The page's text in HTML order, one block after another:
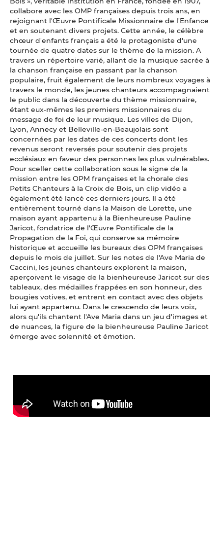
collabore avec les OMP françaises depuis trois ans, en
rejoignant l'Œuvre Pontificale Missionnaire de l'Enfance
et en soutenant divers projets. Cette année, le célèbre
chœur d'enfants français a été le protagoniste d'une
tournée de quatre dates sur le thème de la mission. A
travers un répertoire varié, allant de la musique sacrée à
la chanson française en passant par la chanson
populaire, fruit également de leurs nombreux voyages à
travers le monde, les jeunes chanteurs accompagnaient
le public dans la découverte du thème missionnaire,
étant eux-mêmes les premiers missionnaires du
message de foi de leur musique. Les villes de Dijon,
Lyon, Annecy et Belleville-en-Beaujolais sont
concernées par les dates de ces concerts dont les
revenus seront reversés pour soutenir des projets
ecclésiaux en faveur des personnes les plus vulnérables.
Pour sceller cette collaboration sous le signe de la
mission entre les OPM françaises et la chorale des
Petits Chanteurs à la Croix de Bois, un clip vidéo a
également été lancé ces derniers jours. Il a été
entièrement tourné dans la Maison de Lorette, une
maison ayant appartenu à la Bienheureuse Pauline
Jaricot, fondatrice de l'Œuvre Pontificale de la
Propagation de la Foi, qui conserve sa mémoire
historique et accueille les bureaux des OPM françaises
depuis le mois de juillet. Sur les notes de l'Ave Maria de
Caccini, les jeunes chanteurs explorent la maison,
aperçoivent le visage de la bienheureuse Jaricot sur des
tableaux, des médailles frappées en son honneur, des
bougies votives, et entrent en contact avec des objets
lui ayant appartenu. Dans le crescendo de leurs voix,
alors qu'ils chantent l'Ave Maria dans un jeu d'images et
de nuances, la figure de la bienheureuse Pauline Jaricot
émerge avec solennité et émotion.